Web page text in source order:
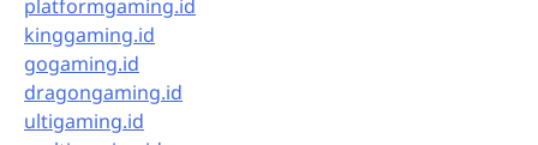
platformgaming.id
kinggaming.id
gogaming.id
dragongaming.id
ultigaming.id